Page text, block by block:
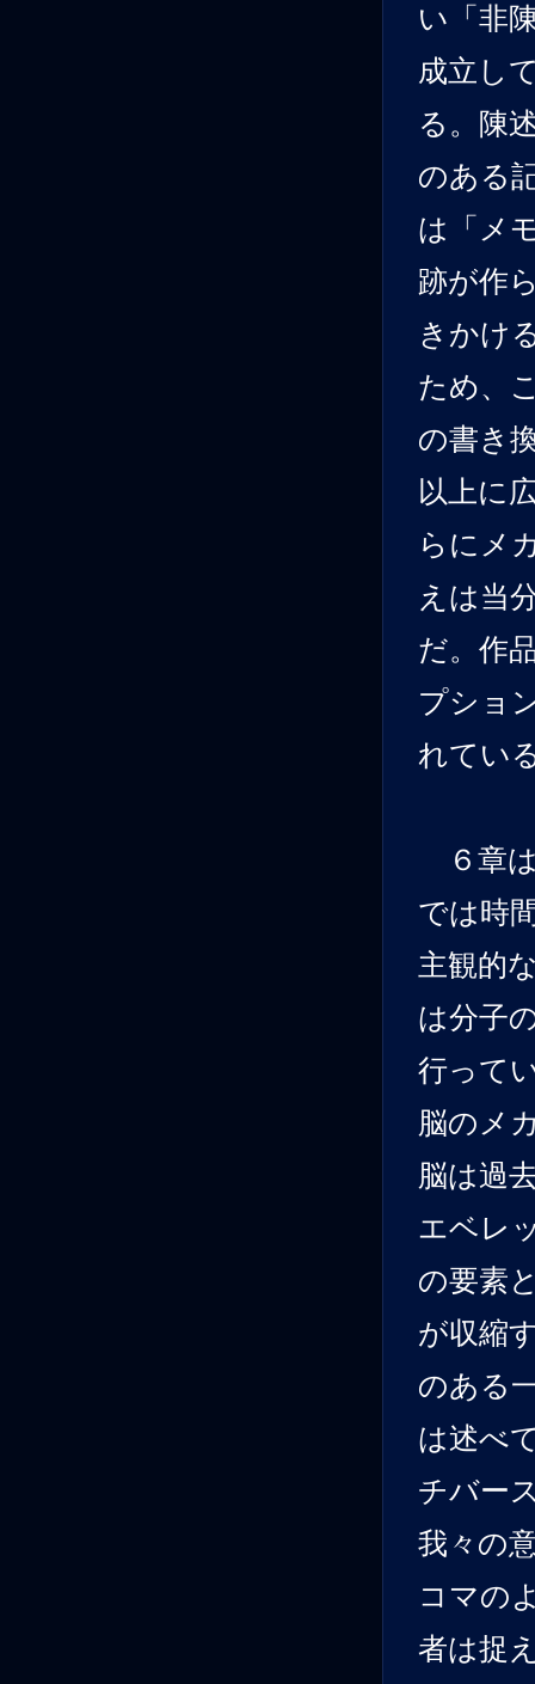
い「非
成立し
る。陳
のある
は「メ
跡が作
きかけ
ため、
の書き
以上に
らにメ
えは当
だ。作
プショ
れてい
６章は
では時
主観的
は分子
行って
脳のメ
脳は過
エベレ
の要素
が収縮
のある
は述べ
チバー
我々の
コマの
者は捉